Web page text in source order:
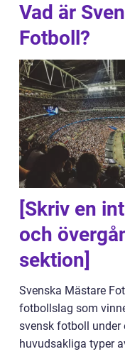
Vad är
Fotboll?
[Skriv en
och
sektion]
Svenska Mästare
fotbollslag som
svensk fotboll under
huvudsakliga typer